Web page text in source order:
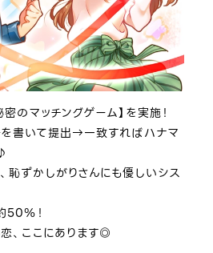
のマッチングゲーム】を実施！
書いて提出→一致すればハナマ
恥ずかしがりさんにも優しいシス
50％！
、ここにあります◎